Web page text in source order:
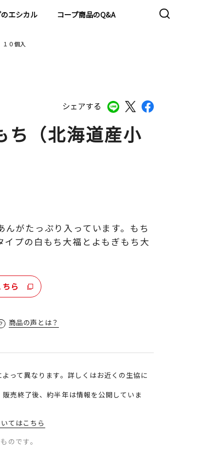
エシカル コープ商品のQ&A
０個入
シェアする
（北海道産小
がたっぷり入っています。もち
プの白もち大福とよもぎもち大
ら
商品の声とは？
って異なります。詳しくはお近くの生協に
売終了後、約半年は情報を公開していま
てはこちら
のです。